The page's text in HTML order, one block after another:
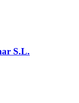
S.L.